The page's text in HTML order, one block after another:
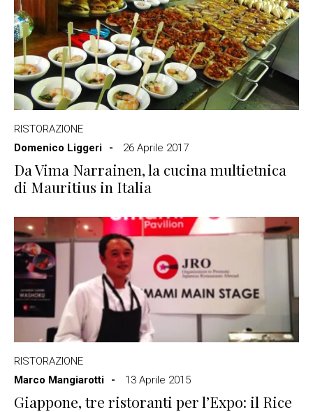
RISTORAZIONE
Domenico Liggeri
26 Aprile 2017
Da Vima Narrainen, la cucina multietnica
di Mauritius in Italia
RISTORAZIONE
Marco Mangiarotti
13 Aprile 2015
Giappone, tre ristoranti per l’Expo: il Rice